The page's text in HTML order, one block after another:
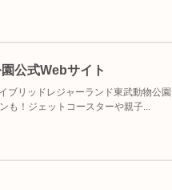
公式Webサイト
ブリッドレジャーランド東武動物公園
も！ジェットコースターや親子...